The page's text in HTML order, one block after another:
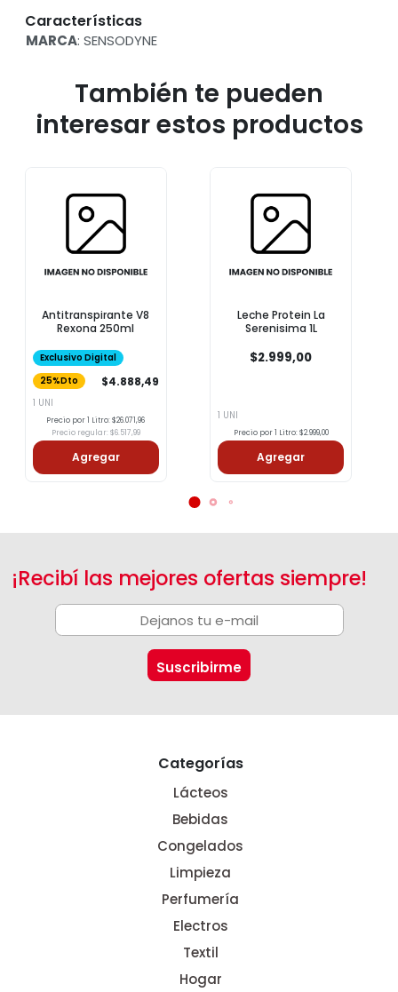
Características
MARCA: SENSODYNE
También te pueden
interesar estos productos
Antitranspirante V8
Rexona 250ml
Exclusivo Digital
25%Dto
$4.888,49
1 UNI
Precio por 1 Litro: $26.071,96
Precio regular: $6.517,99
Agregar
Leche Protein La
Serenisima 1L
$2.999,00
1 UNI
Precio por 1 Litro: $2.999,00
Agregar
¡Recibí las mejores ofertas siempre!
Categorías
Lácteos
Bebidas
Congelados
Limpieza
Perfumería
Electros
Textil
Hogar